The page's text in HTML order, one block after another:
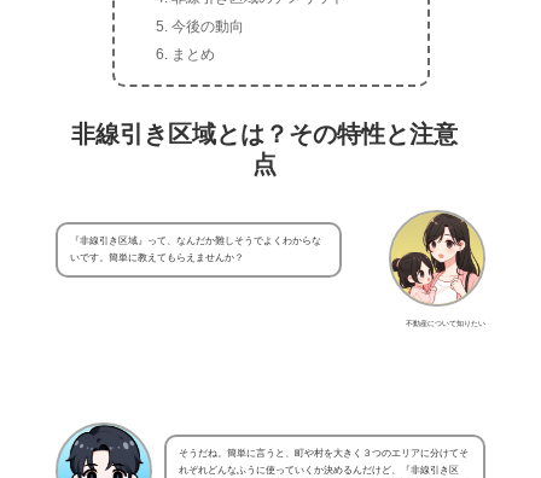
今後の動向
まとめ
非線引き区域とは？その特性と注意
点
不動産について知りたい
『非線引き区域』って、なんだか難しそうでよくわからな
いです。簡単に教えてもらえませんか？
そうだね。簡単に言うと、町や村を大きく３つのエリアに分けてそ
れぞれどんなふうに使っていくか決めるんだけど、『非線引き区